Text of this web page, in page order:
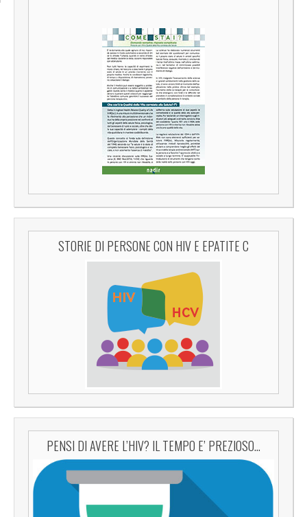
STORIE DI PERSONE CON HIV E EPATITE C
PENSI DI AVERE L’HIV? IL TEMPO E’ PREZIOSO…